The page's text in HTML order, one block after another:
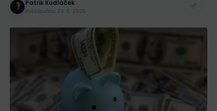
Patrik Kudláček
Publikováno 22. 6. 2025